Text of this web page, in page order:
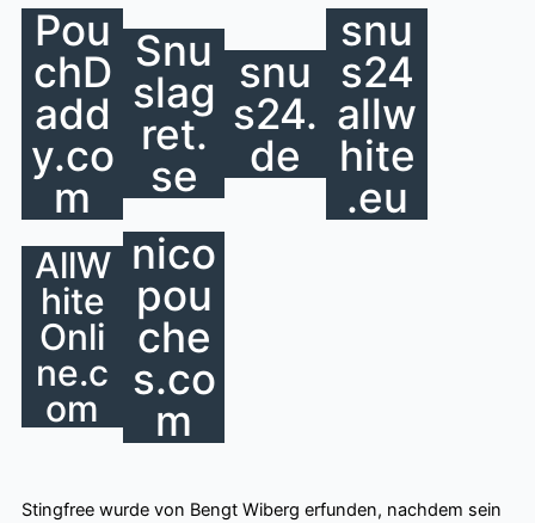
Pou
chD
add
y.co
m
Snu
slag
ret.
se
snu
s24.
de
snu
s24
allw
hite
.eu
AllW
hite
Onli
ne.c
om
nico
pou
che
s.co
m
Stingfree wurde von Bengt Wiberg erfunden, nachdem sein